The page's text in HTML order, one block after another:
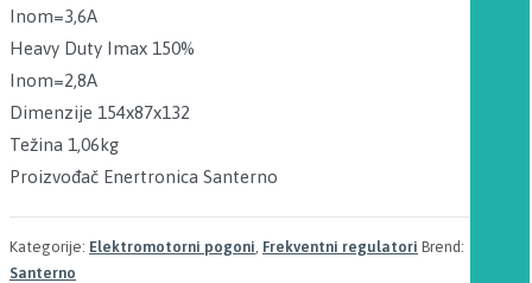
Inom=3,6A
Heavy Duty Imax 150%
Inom=2,8A
Dimenzije 154x87x132
Težina 1,06kg
Proizvođač Enertronica Santerno
Kategorije: Elektromotorni pogoni, Frekventni regulatori Brend:
Santerno